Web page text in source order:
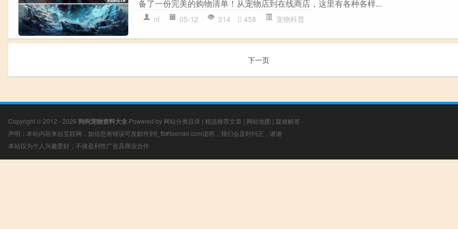
备了一份完美的购物清单！从宠物店到在线商店，这里有各种各样...
nl 05-12 314 458 宠物科普
下一页
Copyright © 2012 - 2026 狗狗宠物资料大全 Powered by 网站分类目录 | 精选推荐文章 | 网站地图 | 疑难解答
声明：本站内容来自互联网，如信息有错误可发邮件到f_fb#foxmail.com说明，我们会及时纠正，谢谢
本站仅为个人兴趣爱好，不接盈利性广告及商业合作